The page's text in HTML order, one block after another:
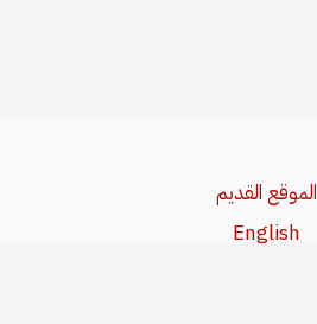
الموقع القديم
English